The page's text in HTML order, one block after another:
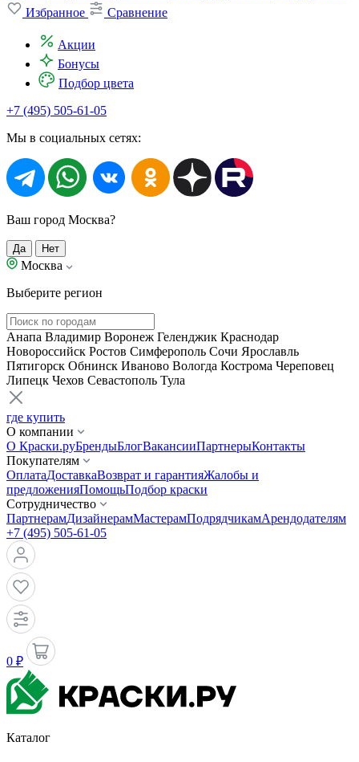
Избранное
Сравнение
Акции
Бонусы
Подбор цвета
+7 (495) 505-61-05
Мы в социальных сетях:
Ваш город Москва?
Да Нет
Москва
Выберите регион
Анапа Владимир Воронеж Геленджик Краснодар
Новороссийск Ростов Симферополь Сочи Ярославль
Пятигорск Обнинск Иваново Вологда Кострома Череповец
Липецк Чехов Севастополь Тула
где купить
О компании
О Краски.руБрендыБлогВакансииПартнерыКонтакты
Покупателям
ОплатаДоставкаВозврат и гарантияЖалобы и
предложенияПомощьПодбор краски
Сотрудничество
ПартнерамДизайнерамМастерамПодрядчикамАрендодателям
+7 (495) 505-61-05
0 ₽
Каталог